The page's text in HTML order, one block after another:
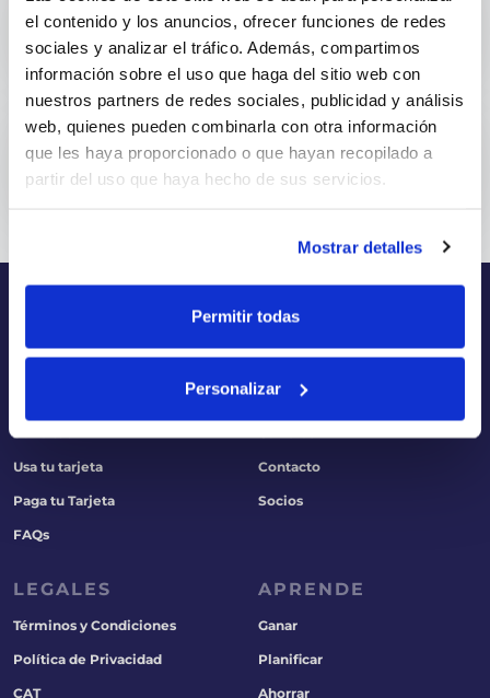
el contenido y los anuncios, ofrecer funciones de redes
sociales y analizar el tráfico. Además, compartimos
información sobre el uso que haga del sitio web con
nuestros partners de redes sociales, publicidad y análisis
web, quienes pueden combinarla con otra información
que les haya proporcionado o que hayan recopilado a
partir del uso que haya hecho de sus servicios.
Mostrar detalles
Permitir todas
Personalizar
¿Qué comisiones tiene la tarjeta...
Antes de contratar la t...
¿Cómo se calcula el pago mínimo?
Aplicación
Solicitud
Usa tu tarjeta
Paga tu Tarjeta
FAQs
NOSOTROS
Historia
Contacto
Socios
LEGALES
Términos y Condiciones
Política de Privacidad
CAT
APRENDE
Ganar
Planificar
Ahorrar